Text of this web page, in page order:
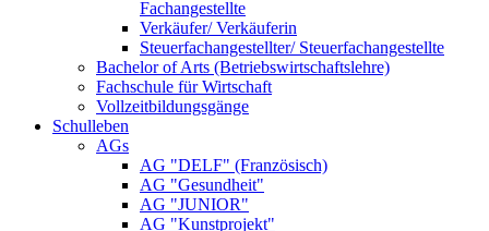
Fachangestellte
Verkäufer/ Verkäuferin
Steuerfachangestellter/ Steuerfachangestellte
Bachelor of Arts (Betriebswirtschaftslehre)
Fachschule für Wirtschaft
Vollzeitbildungsgänge
Schulleben
AGs
AG "DELF" (Französisch)
AG "Gesundheit"
AG "JUNIOR"
AG "Kunstprojekt"